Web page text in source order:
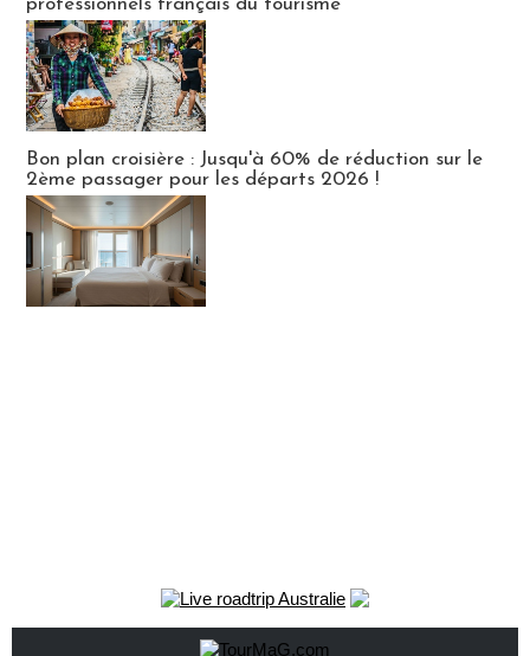
professionnels français du tourisme
Bon plan croisière : Jusqu'à 60% de réduction sur le
2ème passager pour les départs 2026 !